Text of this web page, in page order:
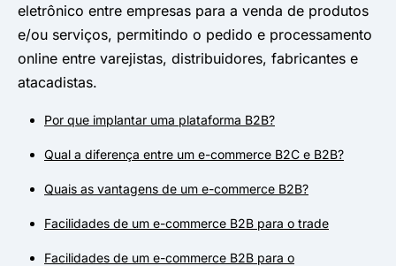
eletrônico entre empresas para a venda de produtos
e/ou serviços, permitindo o pedido e processamento
online entre varejistas, distribuidores, fabricantes e
atacadistas.
Por que implantar uma plataforma B2B?
Qual a diferença entre um e-commerce B2C e B2B?
Quais as vantagens de um e-commerce B2B?
Facilidades de um e-commerce B2B para o trade
Facilidades de um e-commerce B2B para o